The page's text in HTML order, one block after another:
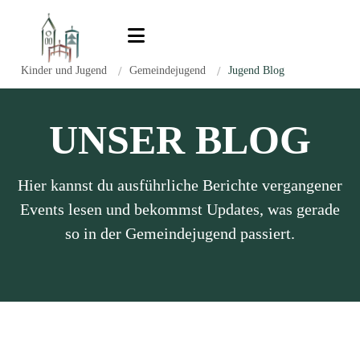
Zum Inhalt springen
Kinder und Jugend / Gemeindejugend / Jugend Blog
UNSER BLOG
Hier kannst du ausführliche Berichte vergangener
Events lesen und bekommst Updates, was gerade
so in der Gemeindejugend passiert.